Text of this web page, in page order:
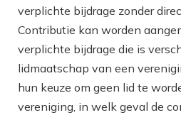
verplichte bijdrage zonder
Contributie kan worden
verplichte bijdrage die is
lidmaatschap van een
hun keuze om geen lid te
vereniging, in welk geval de